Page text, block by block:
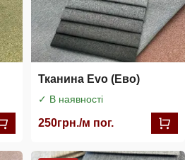
Тканина Evo (Ево)
✓ В наявності
250грн./м пог.